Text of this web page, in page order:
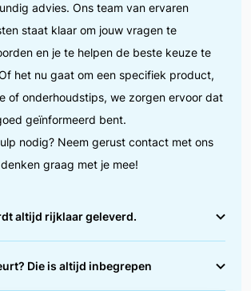
advies. Ons team van ervaren
staat klaar om jouw vragen te
en je te helpen de beste keuze te
het nu gaat om een specifiek product,
of onderhoudstips, we zorgen ervoor dat
geïnformeerd bent.
nodig? Neem gerust contact met ons
graag met je mee!
altijd rijklaar geleverd.
je erop wegrijdt. Tijdens de afleverbeurt
Die is altijd inbegrepen